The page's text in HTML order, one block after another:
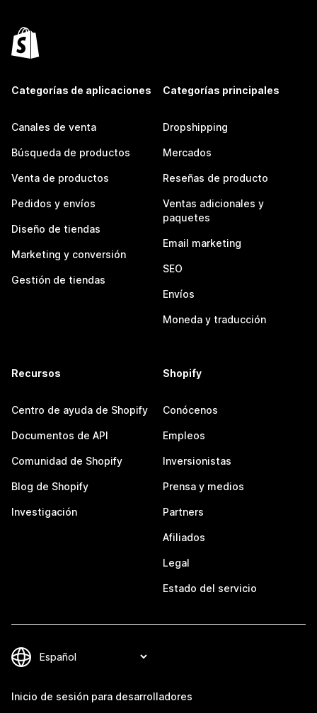
Categorías de aplicaciones
Canales de venta
Búsqueda de productos
Venta de productos
Pedidos y envíos
Diseño de tiendas
Marketing y conversión
Gestión de tiendas
Categorías principales
Dropshipping
Mercados
Reseñas de producto
Ventas adicionales y
paquetes
Email marketing
SEO
Envíos
Moneda y traducción
Recursos
Centro de ayuda de Shopify
Documentos de API
Comunidad de Shopify
Blog de Shopify
Investigación
Shopify
Conócenos
Empleos
Inversionistas
Prensa y medios
Partners
Afiliados
Legal
Estado del servicio
Inicio de sesión para desarrolladores